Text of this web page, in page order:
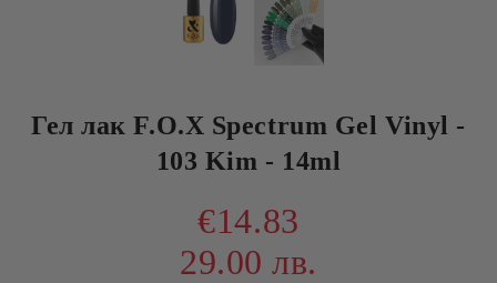
Гел лак F.O.X Spectrum Gel Vinyl -
103 Kim - 14ml
€14.83
29.00 лв.